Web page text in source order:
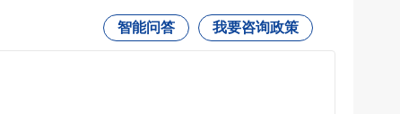
智能问答 我要咨询政策